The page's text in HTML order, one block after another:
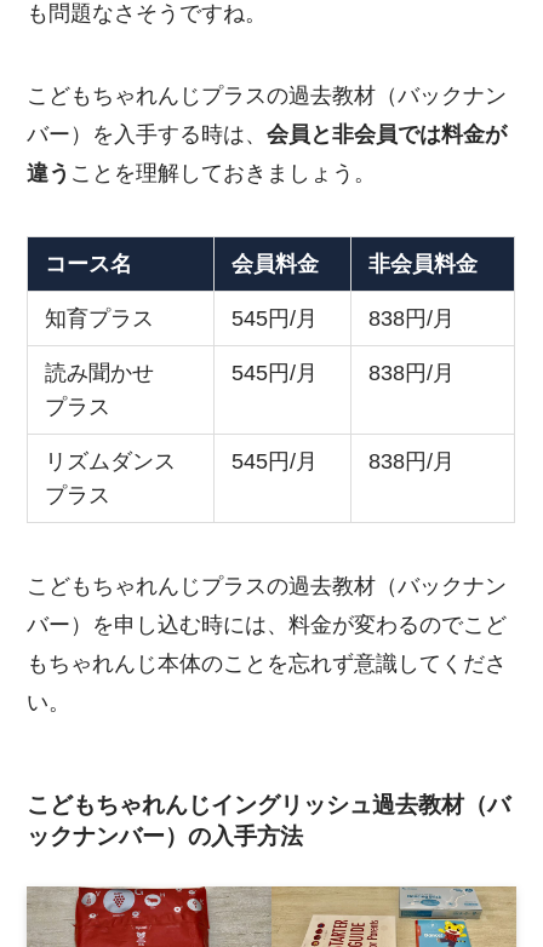
も問題なさそうですね。
こどもちゃれんじプラスの過去教材（バックナン
バー）を入手する時は、会員と非会員では料金が
違う ことを理解しておきましょう。
コース名 会員料金 非会員料金
知育プラス 545円/月 838円/月
読み聞かせ
プラス
545円/月 838円/月
リズムダンス
プラス
545円/月 838円/月
こどもちゃれんじプラスの過去教材（バックナン
バー）を申し込む時には、料金が変わるのでこど
もちゃれんじ本体のことを忘れず意識してくださ
い。
こどもちゃれんじイングリッシュ過去教材（バ
ックナンバー）の入手方法